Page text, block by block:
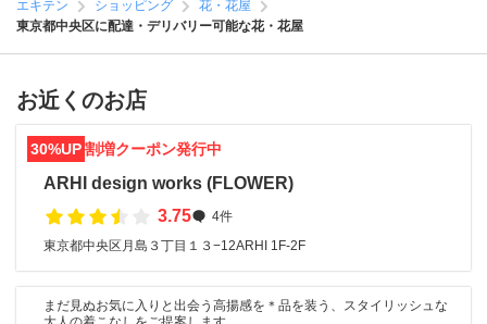
エキテン ショッピング
花・花屋
東京都中央区に配達・デリバリー可能な花・花屋
お近くのお店
30%UP割増クーポン発行中
ARHI design works (FLOWER)
3.75
4件
東京都中央区月島３丁目１３−12ARHI 1F-2F
まだ見ぬお気に入りと出会う高揚感を＊品を装う、スタイリッシュな